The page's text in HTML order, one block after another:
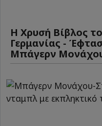
Η Χρυσή Βίβλος
Γερμανίας -
Μπάγερν